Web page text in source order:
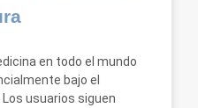
en todo el mundo
bajo el
usuarios siguen